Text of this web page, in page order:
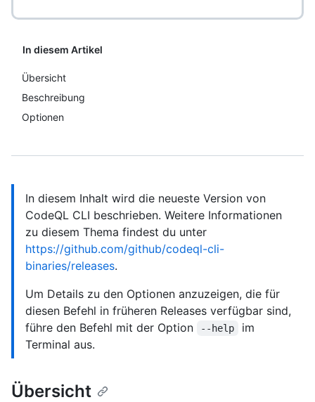
In diesem Artikel
Übersicht
Beschreibung
Optionen
In diesem Inhalt wird die neueste Version von
CodeQL CLI beschrieben. Weitere Informationen
zu diesem Thema findest du unter
https://github.com/github/codeql-cli-
binaries/releases.
Um Details zu den Optionen anzuzeigen, die für
diesen Befehl in früheren Releases verfügbar sind,
führe den Befehl mit der Option
--help
im
Terminal aus.
Übersicht